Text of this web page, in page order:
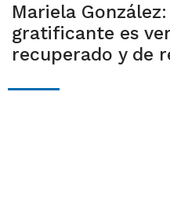
Mariela
gratificante es
recuperado y de